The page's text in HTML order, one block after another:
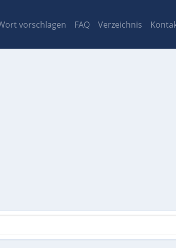
vorschlagen FAQ Verzeichnis